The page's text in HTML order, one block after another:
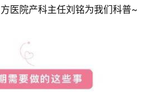
医院产科主任刘铭为我们科普~